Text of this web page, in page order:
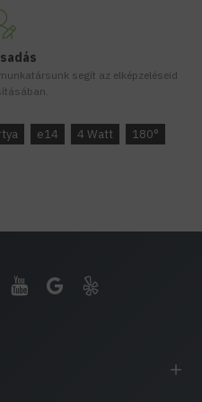
segít az elképzeléseid
e14 4 Watt
180°